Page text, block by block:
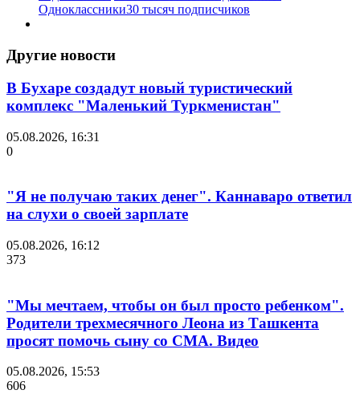
Одноклассники30 тысяч подписчиков
Другие новости
В Бухаре создадут новый туристический
комплекс "Маленький Туркменистан"
05.08.2026, 16:31
0
"Я не получаю таких денег". Каннаваро ответил
на слухи о своей зарплате
05.08.2026, 16:12
373
"Мы мечтаем, чтобы он был просто ребенком".
Родители трехмесячного Леона из Ташкента
просят помочь сыну со СМА. Видео
05.08.2026, 15:53
606